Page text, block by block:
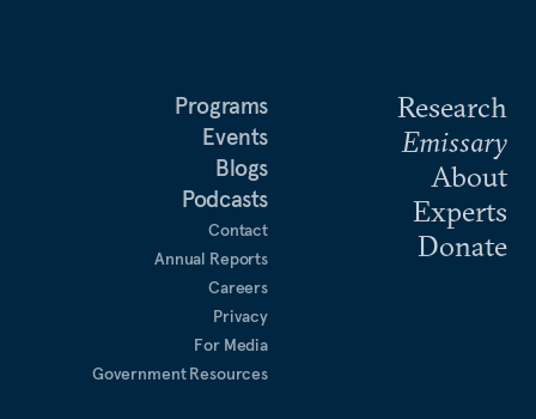
Research
Emissary
About
Experts
Donate
Programs
Events
Blogs
Podcasts
Contact
Annual Reports
Careers
Privacy
For Media
Government Resources